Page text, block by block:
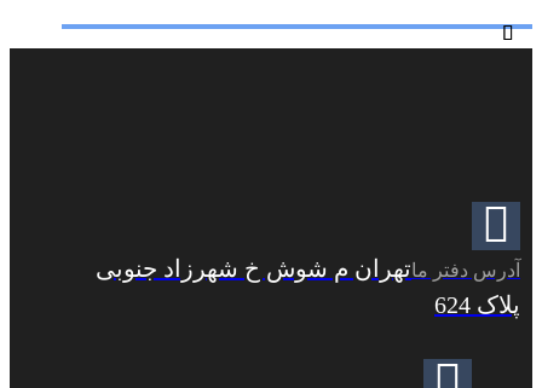
آدرس دفتر ماتهران م شوش خ شهرزاد جنوبی
پلاک 624